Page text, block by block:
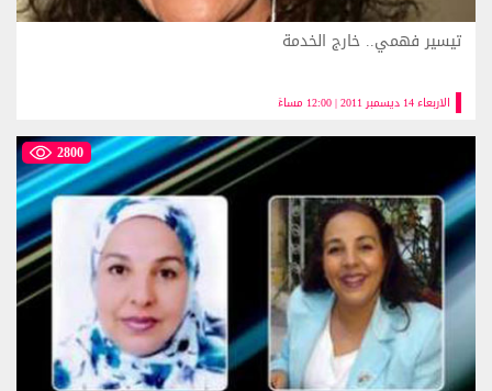
الاربعاء 14 ديسمبر 2011 | 12:00 مساءً
تيسير فهمي.. خارج الخدمة
2800